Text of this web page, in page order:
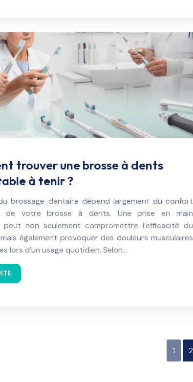
trouver une brosse à dents
à tenir ?
brossage dentaire dépend largement du confort
de votre brosse à dents. Une prise en main
peut non seulement compromettre l’efficacité du
également provoquer des douleurs musculaires
lors d’un usage quotidien. Selon…
1 2